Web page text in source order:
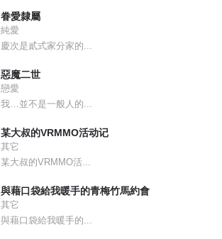
眷愛隸屬
純愛
慶次是貳式家分家的...
惡魔二世
戀愛
我…並不是一般人的...
某大叔的VRMMO活动记
其它
某大叔的VRMMO活...
與藉口袋給我暖手的青梅竹馬約會
其它
與藉口袋給我暖手的...